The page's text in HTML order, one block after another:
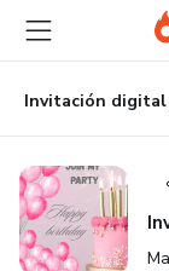
main
content